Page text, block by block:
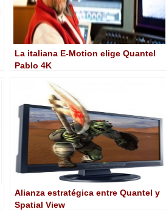
La italiana E-Motion elige Quantel
Pablo 4K
Alianza estratégica entre Quantel y
Spatial View